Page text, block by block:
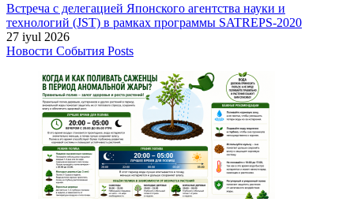
Встреча с делегацией Японского агентства науки и
технологий (JST) в рамках программы SATREPS-2020
27 iyul 2026
Новости События Posts